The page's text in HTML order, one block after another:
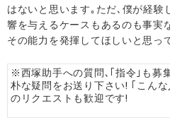
はないと思います｡ただ､僕が経
響を与えるケースもあるのも事実
その能力を発揮してほしいと思っ
※西塚助手への質問､｢指令｣も募
朴な疑問をお送り下さい! ｢こん
のリクエストも歓迎です!